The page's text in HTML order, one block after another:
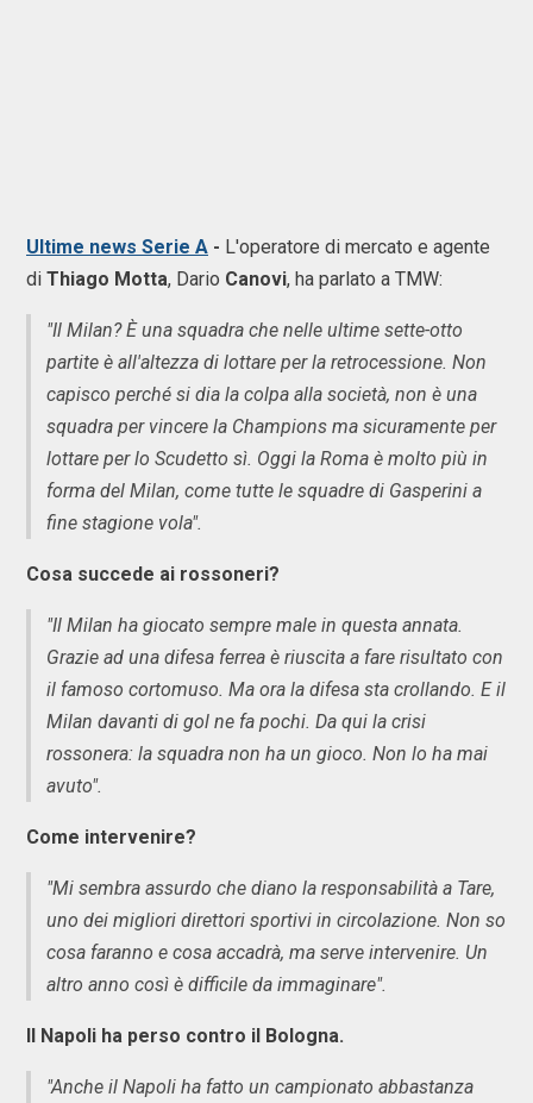
Ultime news Serie A - L'operatore di mercato e agente
di Thiago Motta, Dario Canovi, ha parlato a TMW:
"Il Milan? È una squadra che nelle ultime sette-otto
partite è all'altezza di lottare per la retrocessione. Non
capisco perché si dia la colpa alla società, non è una
squadra per vincere la Champions ma sicuramente per
lottare per lo Scudetto sì. Oggi la Roma è molto più in
forma del Milan, come tutte le squadre di Gasperini a
fine stagione vola".
Cosa succede ai rossoneri?
"Il Milan ha giocato sempre male in questa annata.
Grazie ad una difesa ferrea è riuscita a fare risultato con
il famoso cortomuso. Ma ora la difesa sta crollando. E il
Milan davanti di gol ne fa pochi. Da qui la crisi
rossonera: la squadra non ha un gioco. Non lo ha mai
avuto".
Come intervenire?
"Mi sembra assurdo che diano la responsabilità a Tare,
uno dei migliori direttori sportivi in circolazione. Non so
cosa faranno e cosa accadrà, ma serve intervenire. Un
altro anno così è difficile da immaginare".
Il Napoli ha perso contro il Bologna.
"Anche il Napoli ha fatto un campionato abbastanza